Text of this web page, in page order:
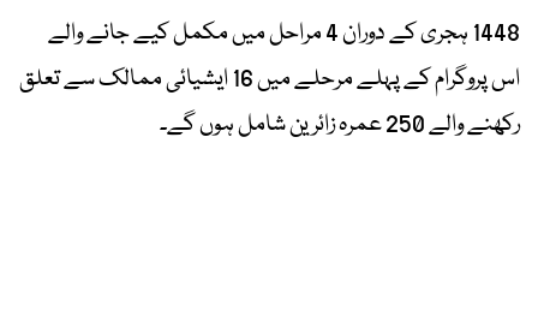
1448 ہجری کے دوران 4 مراحل میں مکمل کیے جانے والے
اس پروگرام کے پہلے مرحلے میں 16 ایشیائی ممالک سے تعلق
رکھنے والے 250 عمرہ زائرین شامل ہوں گے۔